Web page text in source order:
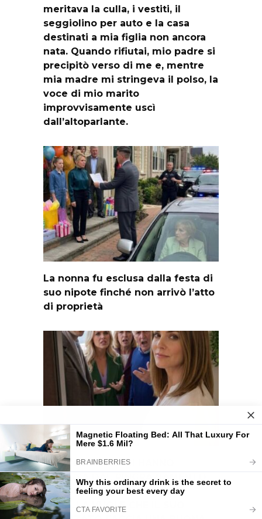
meritava la culla, i vestiti, il
seggiolino per auto e la casa
destinati a mia figlia non ancora
nata. Quando rifiutai, mio padre si
precipitò verso di me e, mentre
mia madre mi stringeva il polso, la
voce di mio marito
improvvisamente uscì
dall’altoparlante.
La nonna fu esclusa dalla festa di
suo nipote finché non arrivò l’atto
di proprietà
I MIEI GENITORI MI HANNO
ESCLUSA DAL RINGRAZIAMENTO.
MAMMA HA DETTO: «TUA
SORELLA VUOLE CHE IL SUO